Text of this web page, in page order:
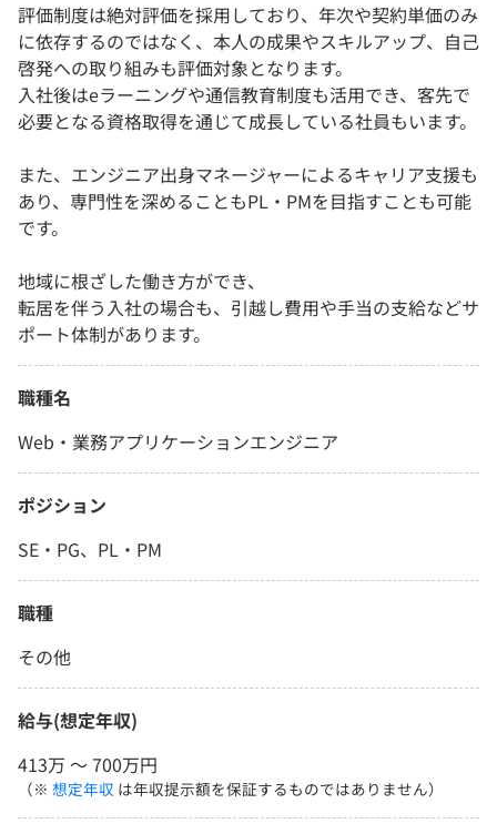
評価制度は絶対評価を採用しており、年次や契約単価のみ
に依存するのではなく、本人の成果やスキルアップ、自己
啓発への取り組みも評価対象となります。
入社後はeラーニングや通信教育制度も活用でき、客先で
必要となる資格取得を通じて成長している社員もいます。
また、エンジニア出身マネージャーによるキャリア支援も
あり、専門性を深めることもPL・PMを目指すことも可能
です。
地域に根ざした働き方ができ、
転居を伴う入社の場合も、引越し費用や手当の支給などサ
ポート体制があります。
職種名
Web・業務アプリケーションエンジニア
ポジション
SE・PG、PL・PM
職種
その他
給与(想定年収)
413万 〜 700万円
（※ 想定年収 は年収提示額を保証するものではありません）